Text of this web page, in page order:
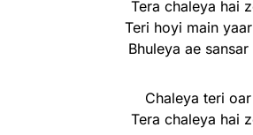
Tera chaleya hai
Teri hoyi main
Bhuleya ae sansar
Chaleya teri oar
Tera chaleya hai